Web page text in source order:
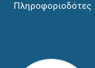
Πληροφοριοδότες